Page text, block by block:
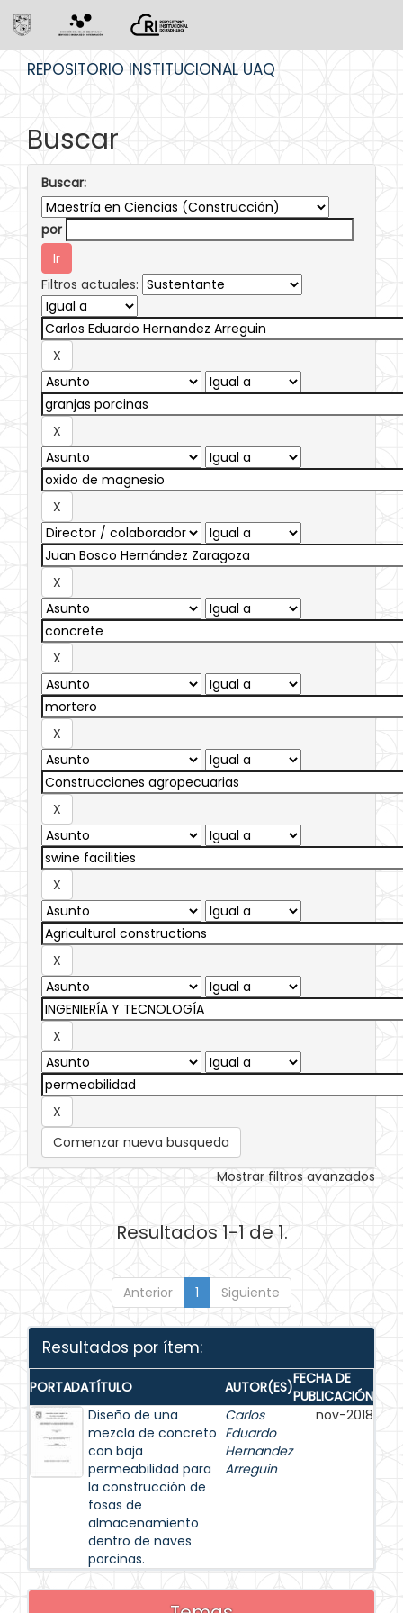
REPOSITORIO INSTITUCIONAL UAQ
Buscar
Buscar:
por
Filtros actuales:
Comenzar nueva busqueda
Mostrar filtros avanzados
Resultados 1-1 de 1.
Anterior 1 Siguiente
Resultados por ítem:
PORTADATÍTULO AUTOR(ES)FECHA DE
PUBLICACIÓN
Diseño de una
mezcla de concreto
con baja
permeabilidad para
la construcción de
fosas de
almacenamiento
dentro de naves
porcinas.
Carlos
Eduardo
Hernandez
Arreguin
nov-2018